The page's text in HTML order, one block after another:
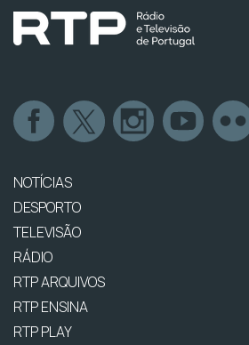
NOTÍCIAS
DESPORTO
TELEVISÃO
RÁDIO
RTP ARQUIVOS
RTP ENSINA
RTP PLAY